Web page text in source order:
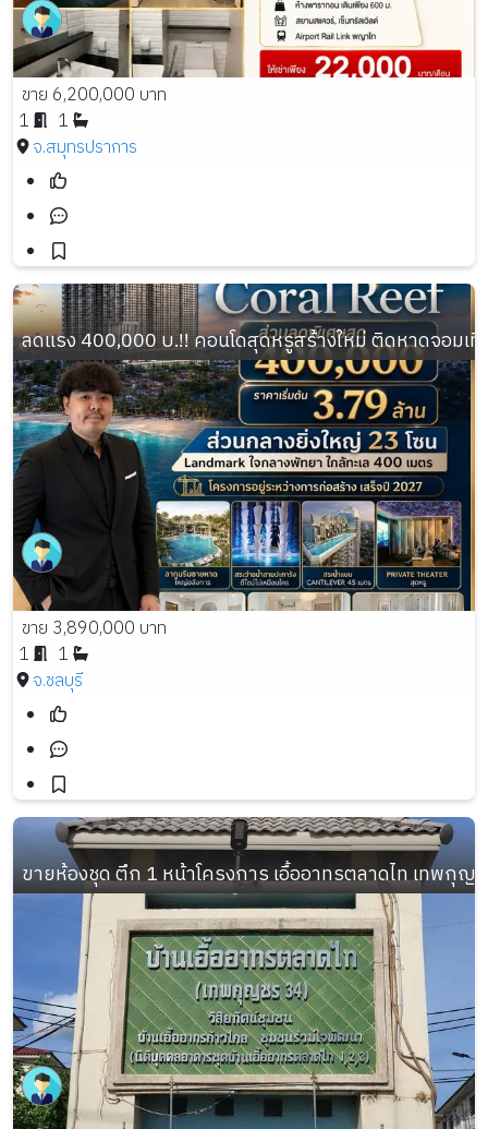
ขาย 6,200,000 บาท
1
1
จ.สมุทรปราการ
ลดแรง 400,000 บ.!! คอนโดสุดหรูสร้างใหม่ ติดหาดจอม
ขาย 3,890,000 บาท
1
1
จ.ชลบุรี
ขายห้องชุด ตึก 1 หน้าโครงการ เอื้ออาทรตลาดไท เทพกุ